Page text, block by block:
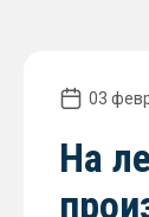
03
На